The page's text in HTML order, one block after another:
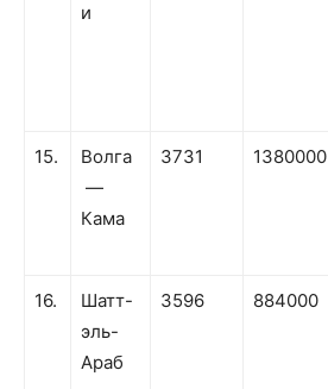
и
15.
Волга
—
Кама
3731 1380000
16.
Шатт-
эль-
Араб
3596 884000